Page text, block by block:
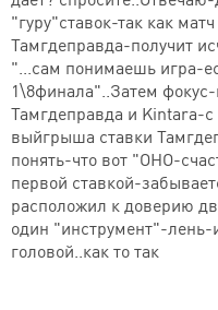
"гуру"ставок-так как
Тамгдеправда-получит
"...сам понимаешь игра-
1\8финала"..Затем
Тамгдеправда и Kintara-с
выйгрыша ставки
понять-что вот "ОНО-
первой ставкой-
расположил к доверию
один "инструмент"-лень-
головой..как то так